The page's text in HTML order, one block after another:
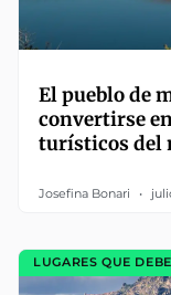
El pueblo de
convertirse
turísticos del
Josefina Bonari
LUGARES QUE